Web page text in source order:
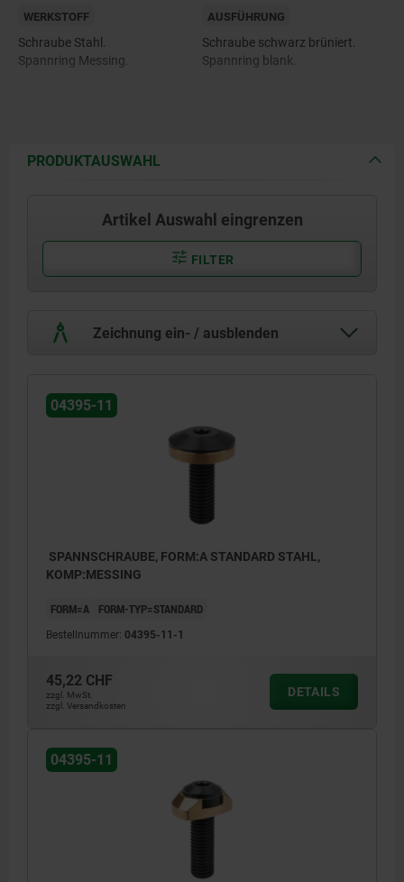
WERKSTOFF
Schraube Stahl.
Spannring Messing.
AUSFÜHRUNG
Schraube schwarz brüniert.
Spannring blank.
PRODUKTAUSWAHL
Artikel Auswahl eingrenzen
FILTER
Zeichnung ein- / ausblenden
04395-11
SPANNSCHRAUBE, FORM:A STANDARD STAHL,
KOMP:MESSING
FORM=A FORM-TYP=STANDARD
Bestellnummer: 04395-11-1
45,22 CHF
zzgl. MwSt.
zzgl. Versandkosten
DETAILS
04395-11